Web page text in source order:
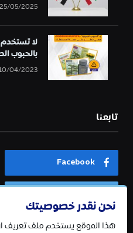
25/05/2025
لا
بالحبوب
04/2023
تابعنا
Facebook
Telegram
نحن نقدر خصوصيتك
هذا الموقع يستخدم ملف تعريف